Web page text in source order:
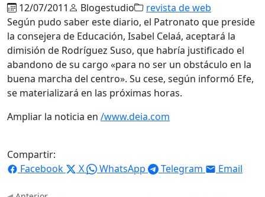
12/07/2011
Blogestudio
revista de web
Según pudo saber este diario, el Patronato que preside
la consejera de Educación, Isabel Celaá, aceptará la
dimisión de Rodríguez Suso, que habría justificado el
abandono de su cargo «para no ser un obstáculo en la
buena marcha del centro». Su cese, según informó Efe,
se materializará en las próximas horas.
Ampliar la noticia en /www.deia.com
Compartir:
Facebook
X WhatsApp Telegram Email